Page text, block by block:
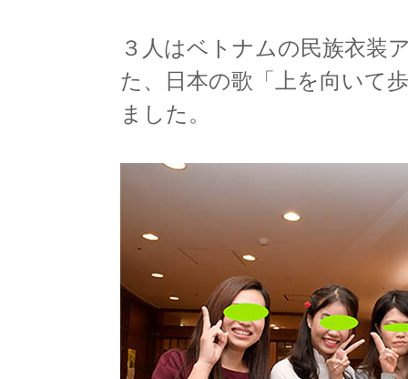
３人はベトナムの民族衣装
た、日本の歌「上を向いて
ました。